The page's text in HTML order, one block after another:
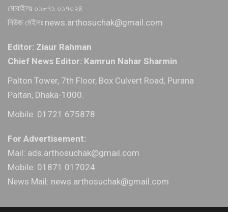
মোবাইলঃ ০১৮৭১ ০১৭০২৪
নিউজ মেইলঃ news.arthosuchak@gmail.com
Editor: Ziaur Rahman
Chief News Editor: Kamrun Nahar Sharmin
Palton Tower, 7th Floor, Box Culvert Road, Purana
Paltan, Dhaka-1000.
Mobile: 01721 675878
For Advertisement:
Mail: ads.arthosuchak@gmail.com
Mobile: 01871 017024
News Mail: news.arthosuchak@gmail.com